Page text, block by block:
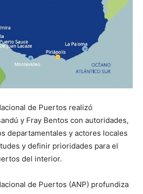
de Puertos realizó
y Fray Bentos con autoridades,
departamentales y actores locales
y definir prioridades para el
del interior.
de Puertos (ANP) profundiza